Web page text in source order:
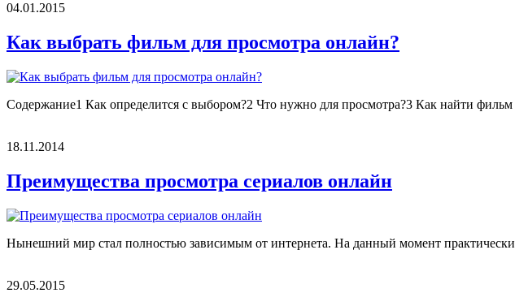
04.01.2015
Как выбрать фильм для просмотра онлайн?
Содержание1 Как определится с выбором?2 Что нужно для просмотра?3 Как найти
18.11.2014
Преимущества просмотра сериалов онлайн
Нынешний мир стал полностью зависимым от интернета. На данный момент
29.05.2015